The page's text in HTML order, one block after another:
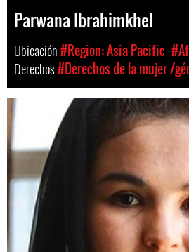
Parwana Ibrahimkhel
Ubicación#Region: Asia Pacific
Derechos#Derechos de la mujer /